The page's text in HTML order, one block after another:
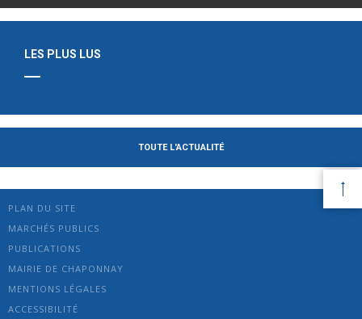
LES PLUS LUS
TOUTE L'ACTUALITÉ
PLAN DU SITE
MARCHÉS PUBLICS
PUBLICATIONS
MAIRIE DE CHAPONNAY
MENTIONS LÉGALES
ACCESSIBILITÉ